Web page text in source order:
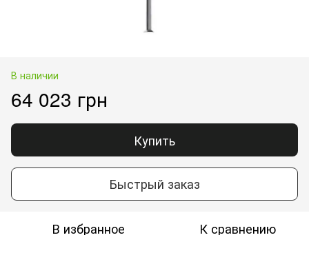
В наличии
64 023 грн
Купить
Быстрый заказ
В избранное К сравнению